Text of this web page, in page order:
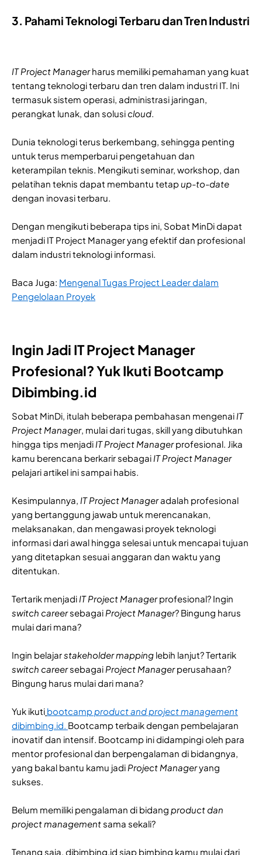
3. Pahami Teknologi Terbaru dan Tren Industri
IT Project Managerharus memiliki pemahaman yang kuat
tentang teknologi terbaru dan tren dalam industri IT. Ini
termasuk sistem operasi, administrasi jaringan,
perangkat lunak, dan solusicloud.
Dunia teknologi terus berkembang, sehingga penting
untuk terus memperbarui pengetahuan dan
keterampilan teknis. Mengikuti seminar, workshop, dan
pelatihan teknis dapat membantu tetapup-to-date
dengan inovasi terbaru.
Dengan mengikuti beberapa tips ini, Sobat MinDi dapat
menjadi IT Project Manager yang efektif dan profesional
dalam industri teknologi informasi.
Baca Juga: Mengenal Tugas Project Leader dalam
Pengelolaan Proyek
Ingin Jadi IT Project Manager
Profesional? Yuk Ikuti Bootcamp
Dibimbing.id
Sobat MinDi, itulah beberapa pembahasan mengenai IT
Project Manager, mulai dari tugas, skill yang dibutuhkan
hingga tips menjadi IT Project Managerprofesional. Jika
kamu berencana berkarir sebagai IT Project Manager
pelajari artikel ini sampai habis.
Kesimpulannya, IT Project Manageradalah profesional
yang bertanggung jawab untuk merencanakan,
melaksanakan, dan mengawasi proyek teknologi
informasi dari awal hingga selesai untuk mencapai tujuan
yang ditetapkan sesuai anggaran dan waktu yang
ditentukan.
Tertarik menjadi IT Project Managerprofesional? Ingin
switch careersebagai Project Manager? Bingung harus
mulai dari mana?
Ingin belajarstakeholder mapping lebih lanjut? Tertarik
switch careersebagai Project Managerperusahaan?
Bingung harus mulai dari mana?
Yuk ikuti bootcampproduct and project management
dibimbing.id. Bootcamp terbaik dengan pembelajaran
inovatif dan intensif. Bootcamp ini didampingi oleh para
mentor profesional dan berpengalaman di bidangnya,
yang bakal bantu kamu jadi Project Manageryang
sukses.
Belum memiliki pengalaman di bidang product dan
project managementsama sekali?
Tenang saja, dibimbing.id siap bimbing kamu mulai dari